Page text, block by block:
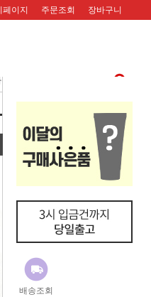
배송조회
페이지 주문조회 장바구니
리뷰